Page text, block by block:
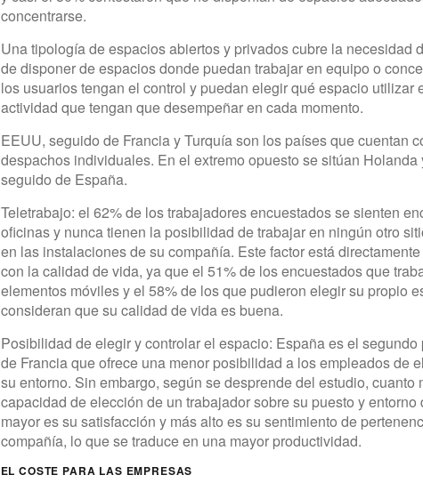
concentrarse.
Una tipología de espacios abiertos y privados cubre la necesidad
de disponer de espacios donde puedan trabajar en equipo o
los usuarios tengan el control y puedan elegir qué espacio utilizar
actividad que tengan que desempeñar en cada momento.
EEUU, seguido de Francia y Turquía son los países que cuentan
despachos individuales. En el extremo opuesto se sitúan Holanda
seguido de España.
Teletrabajo: el 62% de los trabajadores encuestados se sienten
oficinas y nunca tienen la posibilidad de trabajar en ningún otro
en las instalaciones de su compañía. Este factor está
con la calidad de vida, ya que el 51% de los encuestados que
elementos móviles y el 58% de los que pudieron elegir su propio
consideran que su calidad de vida es buena.
Posibilidad de elegir y controlar el espacio: España es el segundo
de Francia que ofrece una menor posibilidad a los empleados de
su entorno. Sin embargo, según se desprende del estudio, cuanto
capacidad de elección de un trabajador sobre su puesto y entorno
mayor es su satisfacción y más alto es su sentimiento de
compañía, lo que se traduce en una mayor productividad.
EL COSTE PARA LAS EMPRESAS